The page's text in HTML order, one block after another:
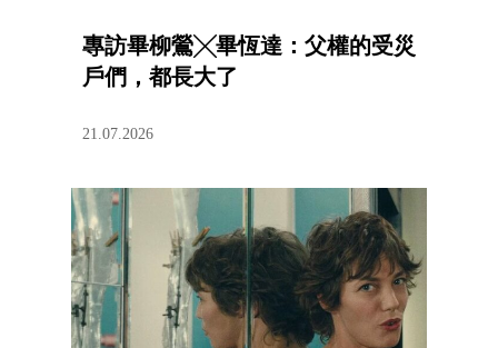
專訪畢柳鶯╳畢恆達：父權的受災
戶們，都長大了
21.07.2026